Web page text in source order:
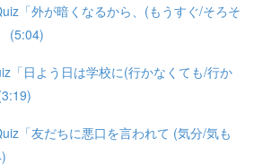
「外が暗くなるから、(もうすぐ/そろそ
(5:04)
「日よう日は学校に(行かなくても/行か
「友だちに悪口を言われて (気分/気も